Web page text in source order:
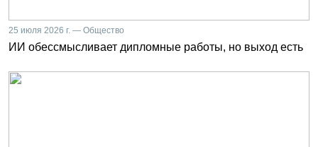
25 июля 2026 г. — Общество
ИИ обессмысливает дипломные работы, но выход есть